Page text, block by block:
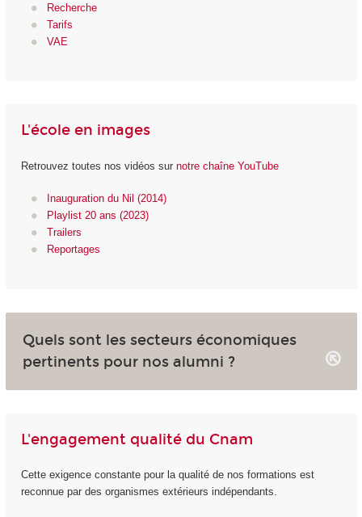
Recherche
Tarifs
VAE
L'école en images
Retrouvez toutes nos vidéos sur notre chaîne YouTube
Inauguration du Nil (2014)
Playlist 20 ans (2023)
Trailers
Reportages
Quels sont les secteurs économiques
pertinents pour nos alumni ?
L'engagement qualité du Cnam
Cette exigence constante pour la qualité de nos formations est
reconnue par des organismes extérieurs indépendants.